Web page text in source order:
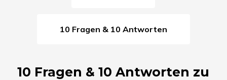
10 Fragen & 10 Antworten
10 Fragen & 10 Antworten zu